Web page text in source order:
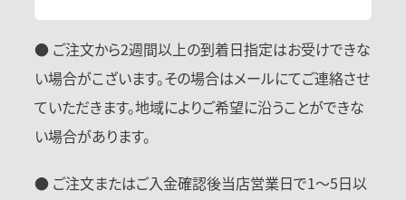
● ご注文から2週間以上の到着日指定はお受けできな
い場合がこざいます。その場合はメールにてご連絡させ
ていただきます。地域によりご希望に沿うことができな
い場合があります。
● ご注文またはご入金確認後当店営業日で1〜5日以